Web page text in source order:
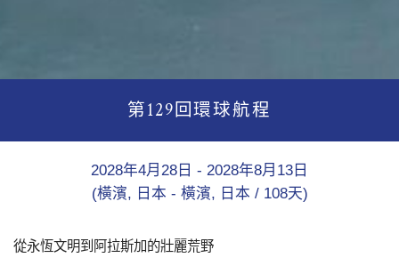
第129回環球航程
2028年4月28日 - 2028年8月13日
(橫濱, 日本 - 橫濱, 日本 / 108天)
從永恆文明到阿拉斯加的壯麗荒野